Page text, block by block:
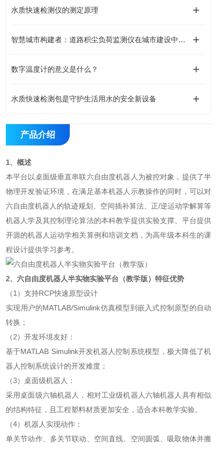
水质快速检测仪的测定原理
智慧城市构建者：道路积尘负荷监测仪在城市建设中的应用
数字温度计的意义是什么？
水质快速检测包是守护生活用水的安全新设备
产品介绍
1、概述
本平台以桌面级垂直串联六自由度机器人为被控对象，提供了半
物理开发验证环境，在满足基本机器人示教操作的同时，可以对
六自由度机器人的轨迹规划、空间插补算法、正/逆运动学解算等
机器人学及其控制理论算法的本科教学提供实验支撑。平台提供
开源的机器人运动学相关算例和培训文档，为高年级本科生的课
程设计提供学习参考。
2、 六自由度机器人半实物实验平台（教学版） 特征优势
（1）支持RCP快速原型设计
实现用户的MATLAB/Simulink仿真模型到嵌入式控制原型的自动
转换；
（2）开发环境友好：
基于MATLAB Simulink开发机器人控制系统模型，极大降低了机
器人控制系统设计的开发难度；
（3）桌面级机器人：
采用桌面级六轴机器人，相对工业级机器人六轴机器人具有相似
的结构特征，且工程塑料材质更加安全，适合本科教学实验。
（4）机器人实现动作：
单关节动作、多关节联动、空间直线、空间圆弧、吸取物体并搬